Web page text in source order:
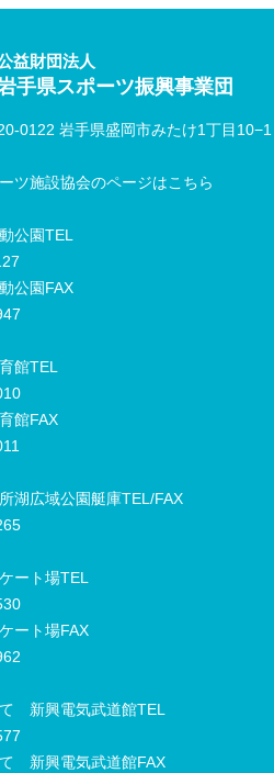
益財団法人
手県スポーツ振興事業団
0122 岩手県盛岡市みたけ1丁目10−1
ツ施設協会のページはこちら
公園TEL
公園FAX
館TEL
館FAX
湖広域公園艇庫TEL/FAX
ート場TEL
ート場FAX
新興電気武道館TEL
新興電気武道館FAX